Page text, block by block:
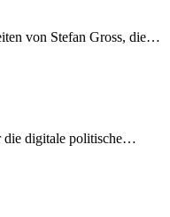
von Stefan Gross, die…
die digitale politische…